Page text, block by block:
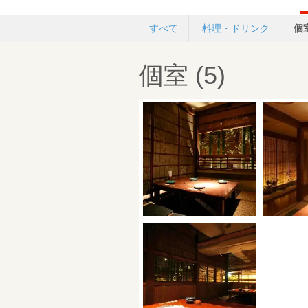
すべて 料理・ドリンク 個
個室 (5)